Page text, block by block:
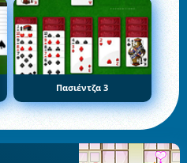
Πασιέντζα 3